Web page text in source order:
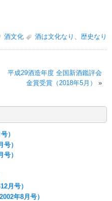
酒文化 酒は文化なり、歴史なり
平成29酒造年度 全国新酒鑑評会
金賞受賞（2018年5月）
»
）
）
）
月号）
年8月号）